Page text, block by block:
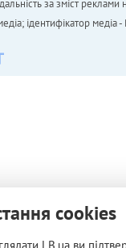
за зміст
ідентифікатор медіа
cookies